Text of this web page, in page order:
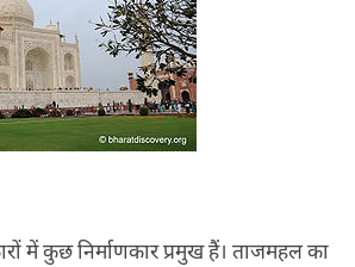
में कुछ निर्माणकार प्रमुख हैं। ताजमहल का